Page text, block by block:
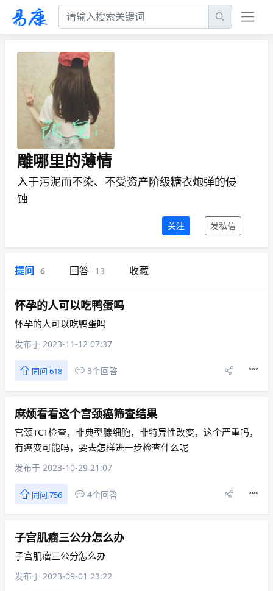
雕哪里的薄情
入于污泥而不染、不受资产阶级糖衣炮弹的侵
蚀
关注 发私信
提问 6 回答 13 收藏
怀孕的人可以吃鸭蛋吗
怀孕的人可以吃鸭蛋吗
发布于 2023-11-12 07:37
同问 618 3个回答
麻烦看看这个宫颈癌筛查结果
宫颈TCT检查，非典型腺细胞，非特异性改变，这个严重吗，
有癌变可能吗，要去怎样进一步检查什么呢
发布于 2023-10-29 21:07
同问 756 4个回答
子宫肌瘤三公分怎么办
子宫肌瘤三公分怎么办
发布于 2023-09-01 23:22